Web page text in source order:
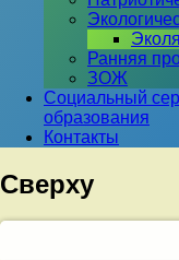
Ранняя
ЗОЖ
Социальный
образования
Контакты
Сверху